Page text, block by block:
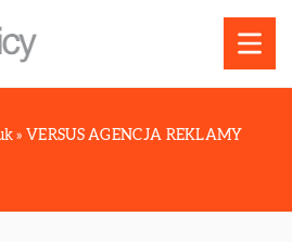
» VERSUS AGENCJA REKLAMY